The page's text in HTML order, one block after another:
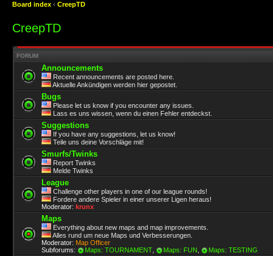
Board index ‹ CreepTD
CreepTD
FORUM
Announcements
Recent announcements are posted here.
Aktuelle Ankündigen werden hier gepostet.
Bugs
Please let us know if you encounter any issues.
Lass es uns wissen, wenn du einen Fehler entdeckst.
Suggestions
If you have any suggestions, let us know!
Teile uns deine Vorschläge mit!
Smurfs/Twinks
Report Twinks
Melde Twinks
League
Challenge other players in one of our league rounds!
Fordere andere Spieler in einer unserer Ligen heraus!
Moderator: krunx
Maps
Everything about new maps and map improvements.
Alles rund um neue Maps und Verbesserungen.
Moderator: Map Officer
Subforums:
Maps: TOURNAMENT Maps: FUN Maps: TESTING